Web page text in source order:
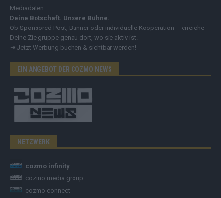
Mediadaten
Deine Botschaft. Unsere Bühne.
Ob Sponsored Post, Banner oder individuelle Kooperation – erreiche
Deine Zielgruppe genau dort, wo sie aktiv ist.
➔ Jetzt Werbung buchen & sichtbar werden!
EIN ANGEBOT DER COZMO NEWS
NETZWERK
cozmo infinity
cozmo media group
cozmo connect